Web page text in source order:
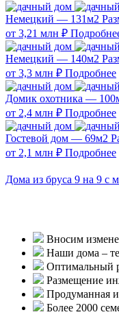
Немецкий — 131м2
от 3,21 млн ₽
Немецкий — 140м2
от 3,3 млн ₽ Подробнее
Домик охотника —
от 2,4 млн ₽ Подробнее
Гостевой дом — 69м2
от 2,1 млн ₽ Подробнее
Дома из бруса 9 на 9 с
Вносим
Наши дома –
Оптимальный
Размещение
Продуманная
Более 2000